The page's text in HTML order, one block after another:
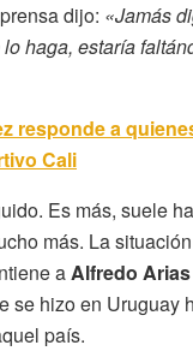
dijo: «Jamás
haga, estaría
responde a
Cali
Es más, suele
más. La
aAlfredo Arias
se hizo en Uruguay
país.